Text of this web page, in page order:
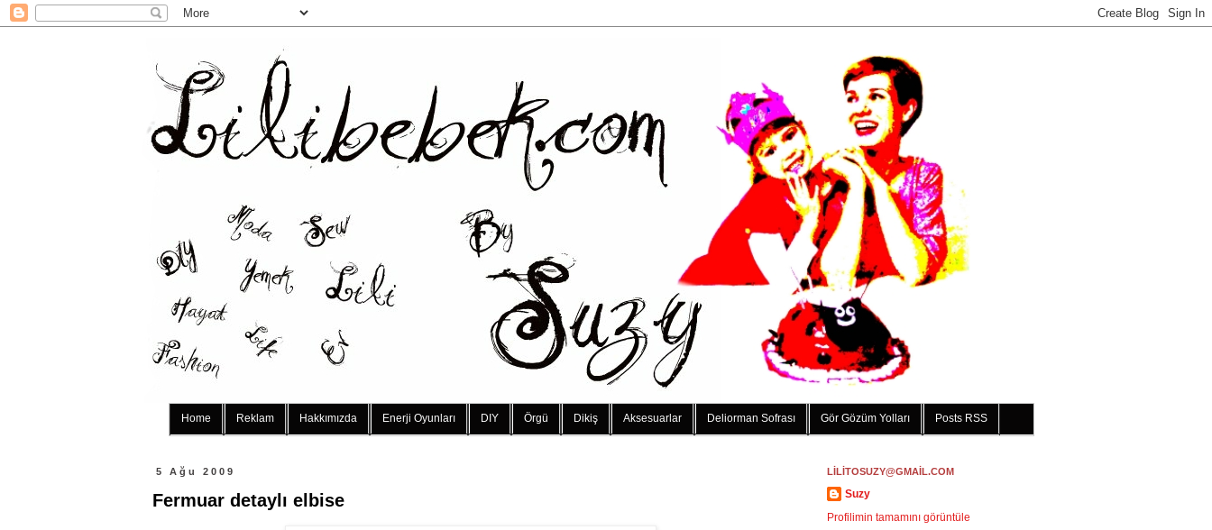
Home Reklam Hakkımızda Enerji Oyunları DIY Örgü Dikiş Aksesuarlar Deliorman Sofrası Gör Gözüm Yolları Posts RSS
5 Ağu 2009
Fermuar detaylı elbise
LİLİTOSUZY@GMAİL.COM
Suzy
Profilimin tamamını görüntüle